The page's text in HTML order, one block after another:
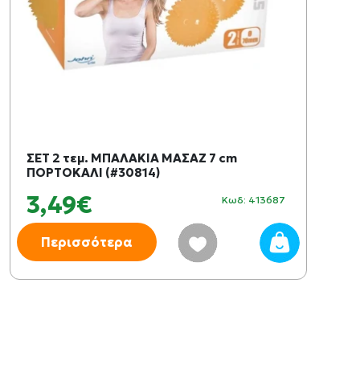
ΣΕΤ 2 τεμ. ΜΠΑΛΑΚΙΑ ΜΑΣΑΖ 7 cm
ΠΟΡΤΟΚΑΛΙ (#30814)
3,49€ Κωδ: 413687
Περισσότερα